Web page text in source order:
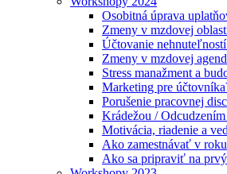
Osobitná úprava
Zmeny v mzdovej
Účtovanie
Zmeny v mzdovej
Stress manažment a
Marketing pre účtovníka
Porušenie pracovnej
Krádežou /
Motivácia, riadenie a
Ako zamestnávať v
Ako sa pripraviť na